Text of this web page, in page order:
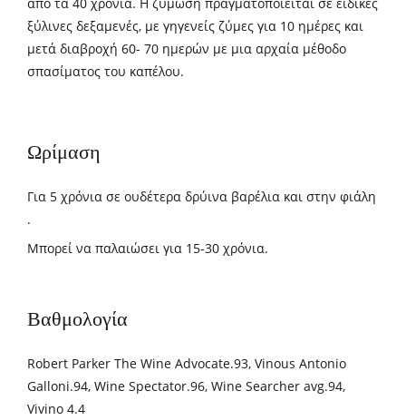
ξύλινες δεξαμενές, με γηγενείς ζύμες για 10 ημέρες και
μετά διαβροχή 60- 70 ημερών με μια αρχαία μέθοδο
σπασίματος του καπέλου.
Ωρίμαση
Για 5 χρόνια σε ουδέτερα δρύινα βαρέλια και στην φιάλη
.
Μπορεί να παλαιώσει για 15-30 χρόνια.
Βαθμολογία
Robert Parker The Wine Advocate.93, Vinous Antonio
Galloni.94, Wine Spectator.96, Wine Searcher avg.94,
Vivino 4.4